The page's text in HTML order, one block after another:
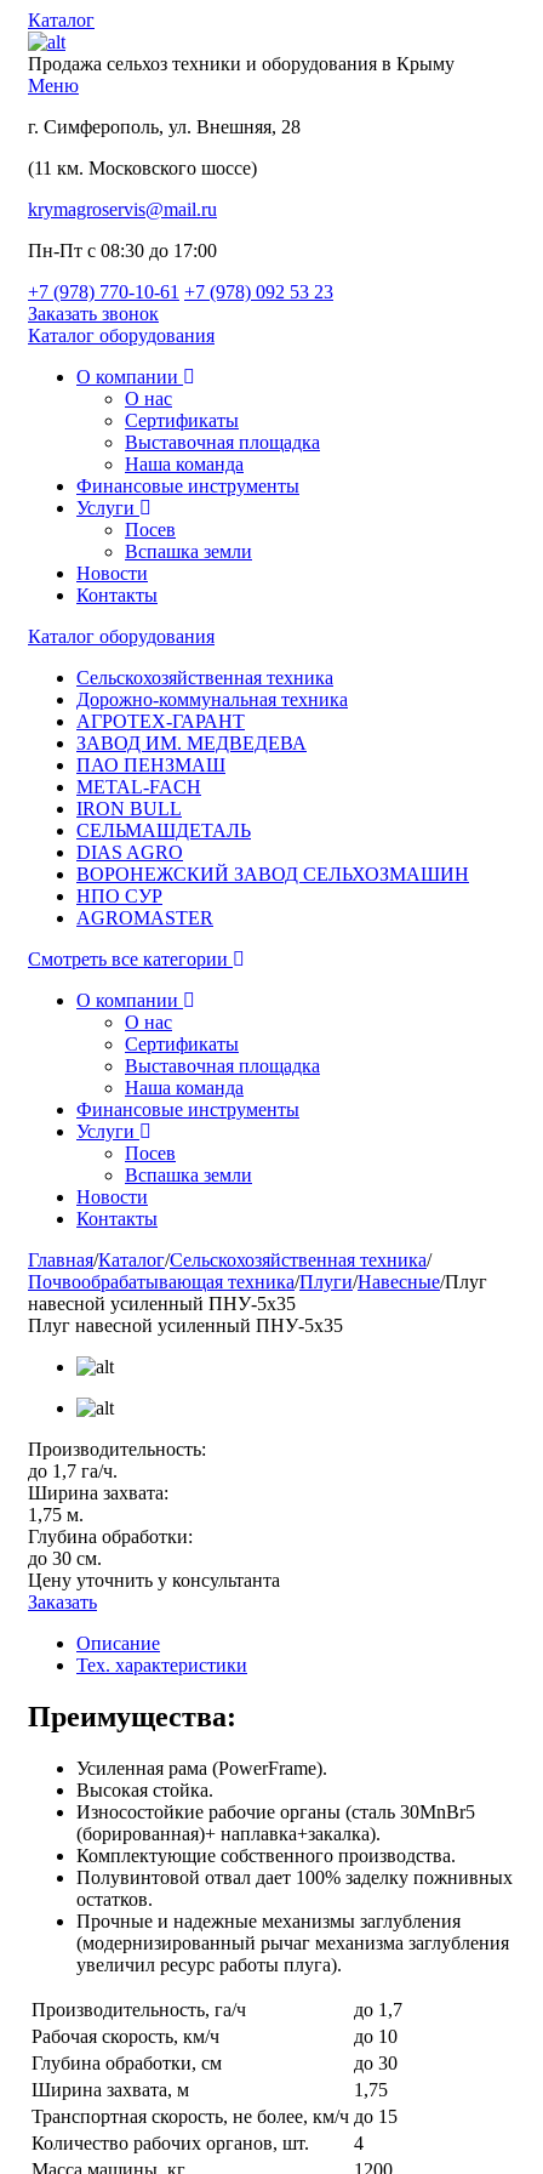
Каталог
Продажа сельхоз техники и оборудования в Крыму
Меню
г. Симферополь, ул. Внешняя, 28
(11 км. Московского шоссе)
krymagroservis@mail.ru
Пн-Пт с 08:30 до 17:00
+7 (978) 770-10-61 +7 (978) 092 53 23
Заказать звонок
Каталог оборудования
О компании
О нас
Сертификаты
Выставочная площадка
Наша команда
Финансовые инструменты
Услуги
Посев
Вспашка земли
Новости
Контакты
Каталог оборудования
Сельскохозяйственная техника
Дорожно-коммунальная техника
АГРОТЕХ-ГАРАНТ
ЗАВОД ИМ. МЕДВЕДЕВА
ПАО ПЕНЗМАШ
METAL-FACH
IRON BULL
СЕЛЬМАШДЕТАЛЬ
DIAS AGRO
ВОРОНЕЖСКИЙ ЗАВОД СЕЛЬХОЗМАШИН
НПО СУР
AGROMASTER
Смотреть все категории
О компании
О нас
Сертификаты
Выставочная площадка
Наша команда
Финансовые инструменты
Услуги
Посев
Вспашка земли
Новости
Контакты
Главная/Каталог/Сельскохозяйственная техника/
Почвообрабатывающая техника/Плуги/Навесные/Плуг
навесной усиленный ПНУ-5х35
Плуг навесной усиленный ПНУ-5х35
Производительность:
до 1,7 га/ч.
Ширина захвата:
1,75 м.
Глубина обработки:
до 30 см.
Цену уточнить у консультанта
Заказать
Описание
Тех. характеристики
Преимущества:
Усиленная рама (PowerFrame).
Высокая стойка.
Износостойкие рабочие органы (сталь 30MnBr5
(борированная)+ наплавка+закалка).
Комплектующие собственного производства.
Полувинтовой отвал дает 100% заделку пожнивных
остатков.
Прочные и надежные механизмы заглубления
(модернизированный рычаг механизма заглубления
увеличил ресурс работы плуга).
Производительность, га/ч
до 1,7
Рабочая скорость, км/ч
до 10
Глубина обработки, см
до 30
Ширина захвата, м
1,75
Транспортная скорость, не более, км/ч до 15
Количество рабочих органов, шт.
4
Масса машины, кг
1200